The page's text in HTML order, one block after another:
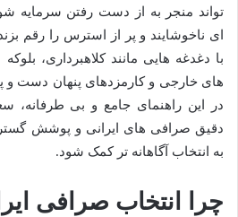
تواند منجر به از دست رفتن سرمایه
ای ناخوشایند و پر از استرس را رقم
با دغدغه هایی مانند کلاهبرداری،
های خارجی و کارمزدهای پنهان دست و
در این راهنمای جامع و بی طرفانه،
دقیق صرافی های ایرانی و پوشش
به انتخاب آگاهانه تر کمک شود.
چرا انتخاب صرافی